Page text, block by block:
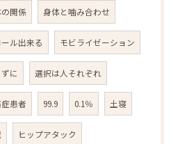
関係 身体と噛み合わせ
ル出来る モビライゼーション
に 選択は人それぞれ
患者 99.9 0.1％ 土寝
ヒップアタック